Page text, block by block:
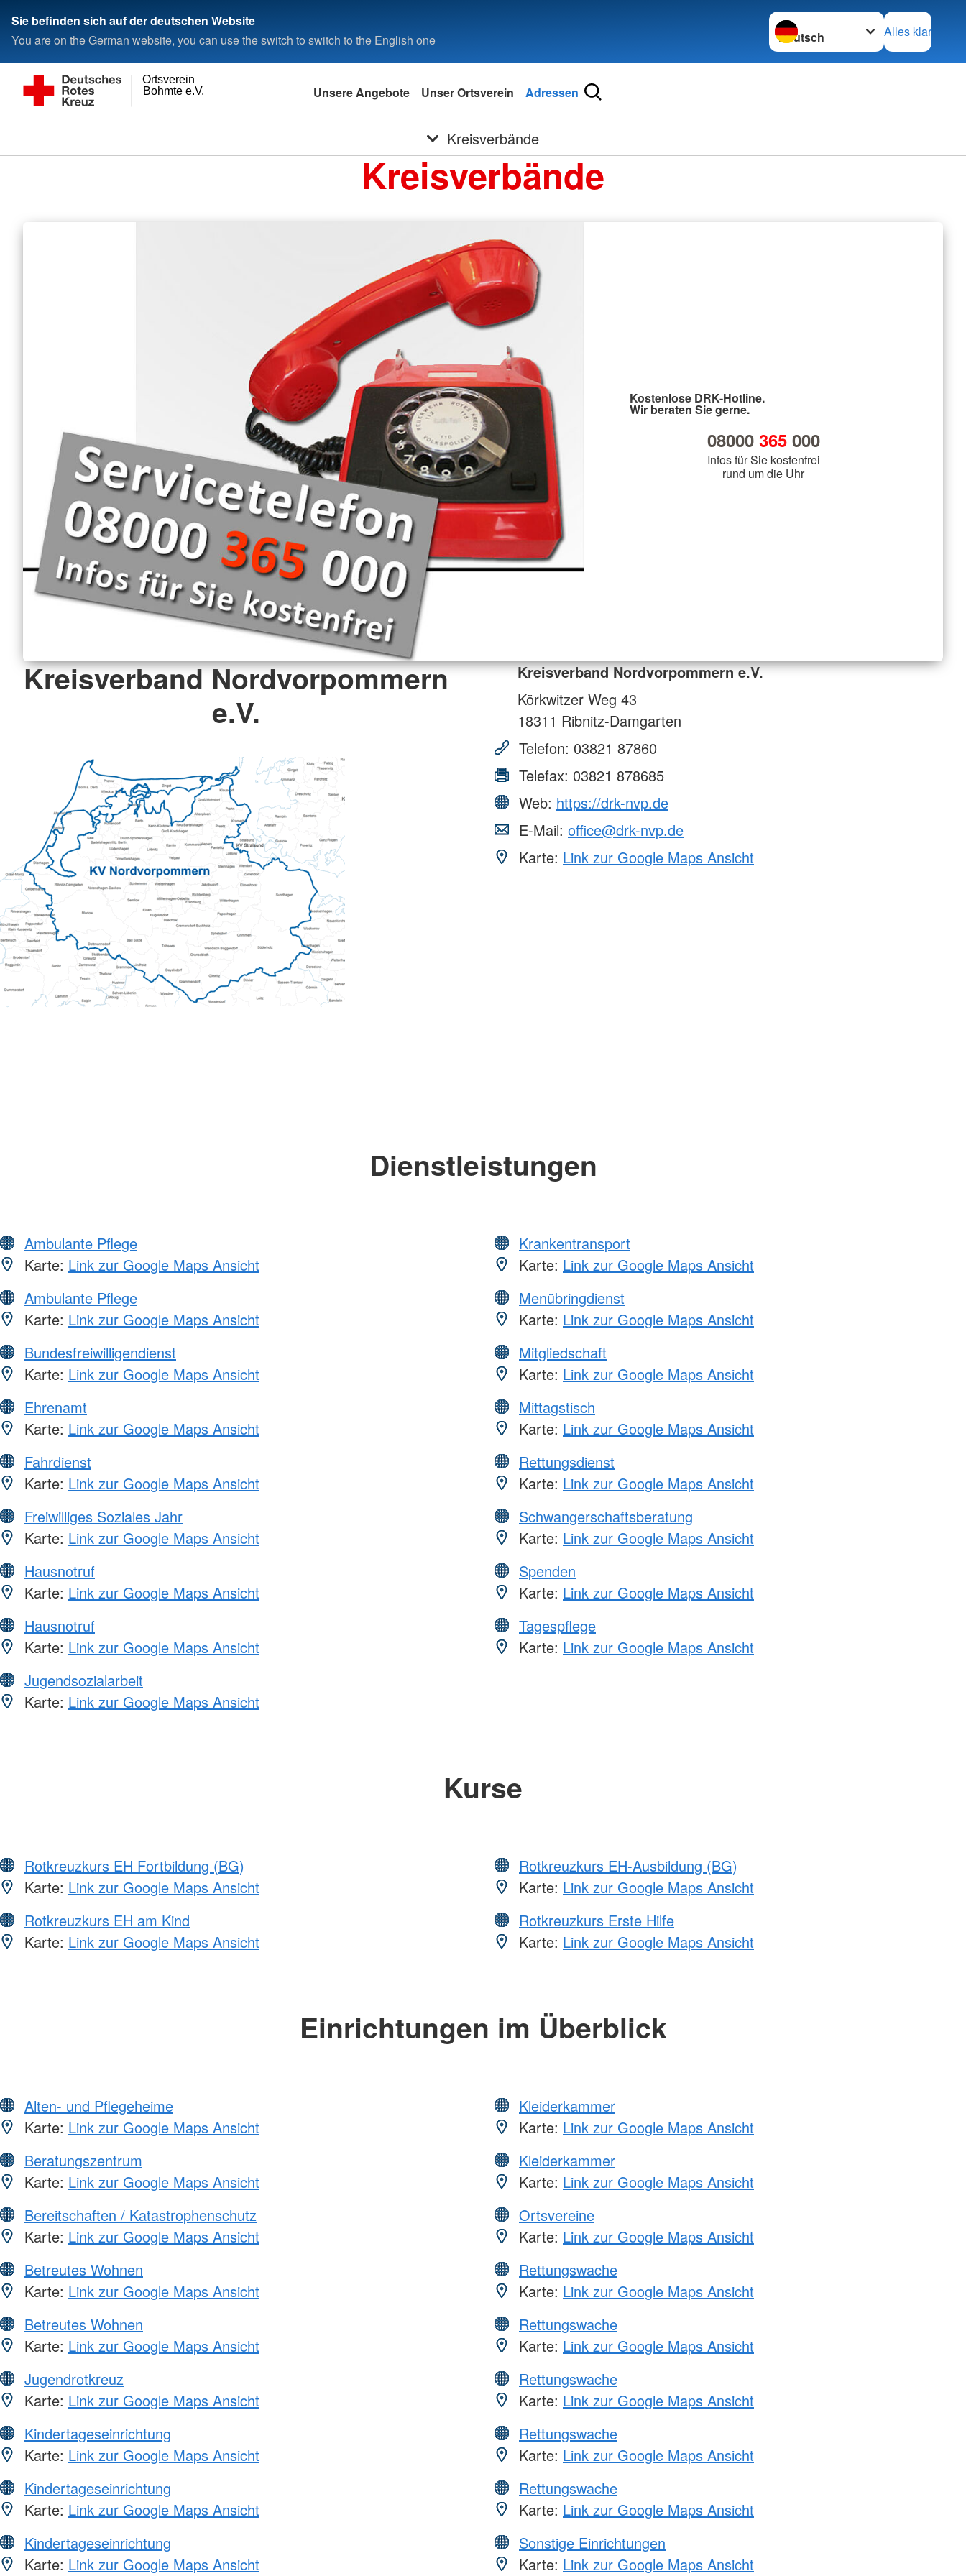
Sie befinden sich auf der deutschen Website
You are on the German website, you can use the switch to switch to the English one
Sprache wechseln zu
Alles klar
Bohmte e.V.
Ortsverein
Unsere Angebote Unser Ortsverein Adressen
Kreisverbände
Kreisverbände
Kostenlose DRK-Hotline.
Wir beraten Sie gerne.
08000 365000
Infos für Sie kostenfrei
rund um die Uhr
Kreisverband Nordvorpommern
e.V.
Kreisverband Nordvorpommern e.V.
Körkwitzer Weg 43
18311 Ribnitz-Damgarten
Telefon: 03821 87860
Telefax: 03821 878685
Web: https://drk-nvp.de
E-Mail: office@drk-nvp.de
Karte: Link zur Google Maps Ansicht
Dienstleistungen
Ambulante Pflege
Karte: Link zur Google Maps Ansicht
Ambulante Pflege
Karte: Link zur Google Maps Ansicht
Bundesfreiwilligendienst
Karte: Link zur Google Maps Ansicht
Ehrenamt
Karte: Link zur Google Maps Ansicht
Fahrdienst
Karte: Link zur Google Maps Ansicht
Freiwilliges Soziales Jahr
Karte: Link zur Google Maps Ansicht
Hausnotruf
Karte: Link zur Google Maps Ansicht
Hausnotruf
Karte: Link zur Google Maps Ansicht
Jugendsozialarbeit
Karte: Link zur Google Maps Ansicht
Krankentransport
Karte: Link zur Google Maps Ansicht
Menübringdienst
Karte: Link zur Google Maps Ansicht
Mitgliedschaft
Karte: Link zur Google Maps Ansicht
Mittagstisch
Karte: Link zur Google Maps Ansicht
Rettungsdienst
Karte: Link zur Google Maps Ansicht
Schwangerschaftsberatung
Karte: Link zur Google Maps Ansicht
Spenden
Karte: Link zur Google Maps Ansicht
Tagespflege
Karte: Link zur Google Maps Ansicht
Kurse
Rotkreuzkurs EH Fortbildung (BG)
Karte: Link zur Google Maps Ansicht
Rotkreuzkurs EH am Kind
Karte: Link zur Google Maps Ansicht
Rotkreuzkurs EH-Ausbildung (BG)
Karte: Link zur Google Maps Ansicht
Rotkreuzkurs Erste Hilfe
Karte: Link zur Google Maps Ansicht
Einrichtungen im Überblick
Alten- und Pflegeheime
Karte: Link zur Google Maps Ansicht
Beratungszentrum
Karte: Link zur Google Maps Ansicht
Bereitschaften / Katastrophenschutz
Karte: Link zur Google Maps Ansicht
Betreutes Wohnen
Karte: Link zur Google Maps Ansicht
Betreutes Wohnen
Karte: Link zur Google Maps Ansicht
Jugendrotkreuz
Karte: Link zur Google Maps Ansicht
Kindertageseinrichtung
Karte: Link zur Google Maps Ansicht
Kindertageseinrichtung
Karte: Link zur Google Maps Ansicht
Kindertageseinrichtung
Karte: Link zur Google Maps Ansicht
Kleiderkammer
Karte: Link zur Google Maps Ansicht
Kleiderkammer
Karte: Link zur Google Maps Ansicht
Ortsvereine
Karte: Link zur Google Maps Ansicht
Rettungswache
Karte: Link zur Google Maps Ansicht
Rettungswache
Karte: Link zur Google Maps Ansicht
Rettungswache
Karte: Link zur Google Maps Ansicht
Rettungswache
Karte: Link zur Google Maps Ansicht
Rettungswache
Karte: Link zur Google Maps Ansicht
Sonstige Einrichtungen
Karte: Link zur Google Maps Ansicht